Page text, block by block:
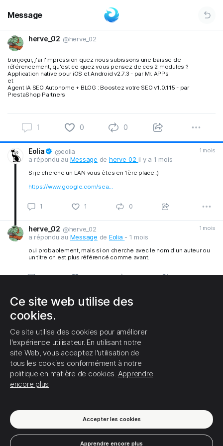
Message
herve_02 @herve_02
bonjoçur, j'ai l'impression quez nous subissons une baisse de
référencement, qu'est ce quez vous pensez de ces 2 modules ?
Application native pour iOS et Android v2.7.3 - par Mr. APPs
et
Agent IA SEO Autonome + BLOG : Boostez votre SEO v1.0.115 - par
PrestaShop Partners
1 0 0
Eolia @eolia 1 mois
a répondu au Message de herve_02 il y a 1 mois
Si je cherche un EAN vous êtes en 1ère place :)
https://www.google.com/sea...
1 1
herve_02 @herve_02 1 mois
a répondu au Message de Eolia - 1 mois
oui probablement, mais si on cherche avec le nom d'un auteur ou
un titre on est plus référencé comme avant.
1 0
(1) Afficher ce fil
Ce site web utilise des
cookies.
Ce site utilise des cookies pour améliorer
l'expérience utilisateur. En utilisant notre
site Web, vous acceptez l'utilisation de
tous les cookies conformément à notre
politique en matière de cookies. Apprendre
encore plus
Accepter les cookies
Apprendre encore plus